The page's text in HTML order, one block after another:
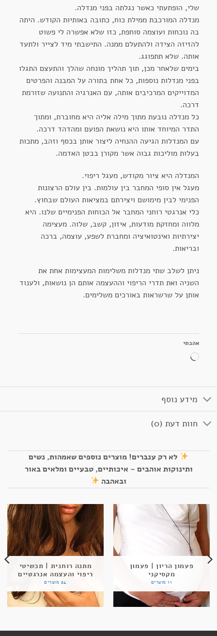
שלי, הופתעתי כאשר נגלתה בפני מנדלה.
מנדלה המורכבת ממילת כוח, כתובה באותיות הקודש. היתה
בה נוכחות ועוצמה סוחפת, כזו שלא אפשרה לי פשוט
להזיזה הצידה ולהתעלם ממנה. התישבתי מיד לצייר ולתעד
אותה. שלא תתפוגג.
בימים שלאחר מכן, תוך תהליך מונחה שהלך והתעצם התגלו
בפני מנדלות נוספות, כל אחת בתורה על המבנה והפרטים
המדוייקים המרכיבים אותה, עם האנרגיה והתנועה שזורמת
דרכה.
כל מנדלה נובעת מתוך מילה אליה היא מחוברת, ומתוך
התדר המיוחד אותו היא נושאת הפועם ומהדהד דרכה.
עם המנדלות הגיעה ההנחיה ליצור אותן בכסף וזהב, מתכות
בעלות מוליכות גבוה אשר מקורן בבטן האדמה.
המנדלה היא ציור מקודש, מעגל ריפוי.
מעגל אין סופי המחבר בין עולמות. בין עולם הרצונות
הפנימי לבין מימושם ויצירתם במציאות העולם שבחוץ.
כלי אנרגטי רוחני המחבר אל הכוחות הפנימיים שלנו. היא
מלווה ומחזקת מודעות, איזון, קשב, שלוה. מעצימה
יצירתיות ואינטואיציה ומחברת לשפע, עוצמה, ברכה
ובריאות.
ניתן לשלב שתי מנדלות משלימות המעצימות אחת את
השניה ואת תדרי הריפוי וההעצמה אותם הן נושאות, ולענוד
אותן על שרשראות באורכים משלימים.
אהבתי
טוען...
מידע נוסף
חוות דעת (0)
לא רק ענברים! מוצרים נוספים שאמהות, נשים
ותינוקות אוהבים – איכותיים, טבעיים ומלאים באור
ובאהבה
פעמון הריון | פעמון
מקסיקני
11 מוצרים
מתנה רוחנית | תכשיטי
ריפוי והעצמה אנרגטיים
24 מוצרים